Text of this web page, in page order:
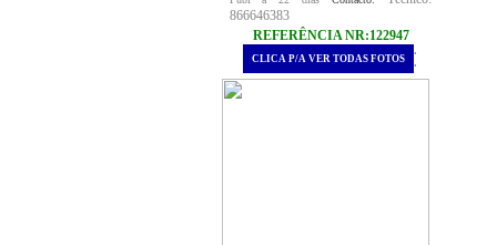
866646383
REFERÊNCIA NR:122947
.
CLICA P/A VER TODAS FOTOS .